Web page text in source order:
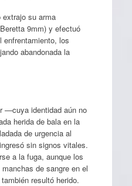
su arma
9mm) y efectuó
enfrentamiento, los
abandonada la
—cuya identidad aún no
herida de bala en la
de urgencia al
sin signos vitales.
a la fuga, aunque los
de sangre en el
resultó herido.